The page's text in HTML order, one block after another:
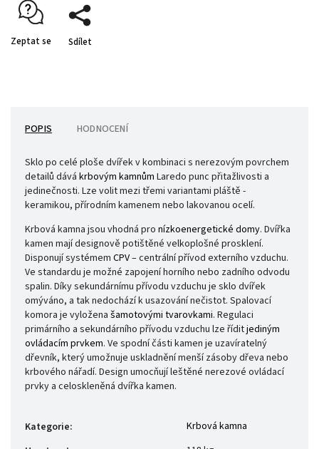
Zeptat se Sdílet
POPIS HODNOCENÍ
Sklo po celé ploše dvířek v kombinaci s nerezovým povrchem
detailů dává krbovým kamnům Laredo punc přitažlivosti a
jedinečnosti. Lze volit mezi třemi variantami pláště -
keramikou, přírodním kamenem nebo lakovanou ocelí.
Krbová kamna jsou vhodná pro nízkoenergetické domy. Dvířka
kamen mají designově potištěné velkoplošné prosklení.
Disponují systémem CPV– centrální přívod externího vzduchu.
Ve standardu je možné zapojení horního nebo zadního odvodu
spalin. Díky sekundárnímu přívodu vzduchu je sklo dvířek
omýváno, a tak nedochází k usazování nečistot. Spalovací
komora je vyložena šamotovými tvarovkami. Regulaci
primárního a sekundárního přívodu vzduchu lze říditjediným
ovládacím prvkem. Ve spodní části kamen je uzavíratelný
dřevník, který umožnuje uskladnění menší zásoby dřeva nebo
krbového nářadí. Design umocňují leštěné nerezové ovládací
prvky a celoskleněná dvířka kamen.
Kategorie:
Krbová kamna